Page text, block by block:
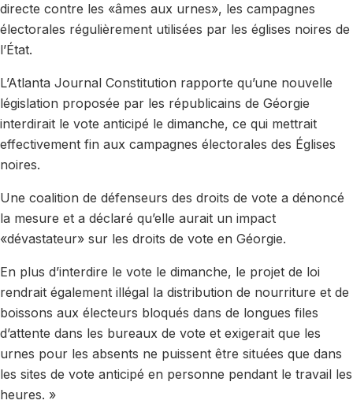
directe contre les «âmes aux urnes», les campagnes
électorales régulièrement utilisées par les églises noires de
l’État.
L’Atlanta Journal Constitution rapporte qu’une nouvelle
législation proposée par les républicains de Géorgie
interdirait le vote anticipé le dimanche, ce qui mettrait
effectivement fin aux campagnes électorales des Églises
noires.
Une coalition de défenseurs des droits de vote a dénoncé
la mesure et a déclaré qu’elle aurait un impact
«dévastateur» sur les droits de vote en Géorgie.
En plus d’interdire le vote le dimanche, le projet de loi
rendrait également illégal la distribution de nourriture et de
boissons aux électeurs bloqués dans de longues files
d’attente dans les bureaux de vote et exigerait que les
urnes pour les absents ne puissent être situées que dans
les sites de vote anticipé en personne pendant le travail les
heures. »